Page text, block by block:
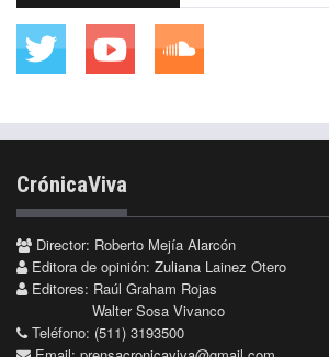
CrónicaViva
Director: Roberto Mejía Alarcón
Editora de opinión: Zuliana Lainez Otero
Editores: Raúl Graham Rojas
Walter Sosa Vivanco
Teléfono: (511) 3193500